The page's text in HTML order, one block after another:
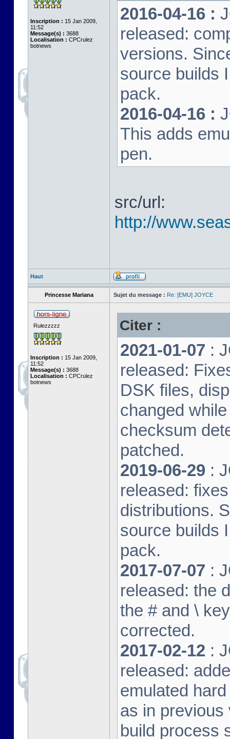
Inscription : 15 Jan 2009,
11:52
Message(s) : 3688
Localisation : CPCrulez
botnews
2016-04-16 :
released:
versions.
source builds
pack.
2016-04-16 :
This adds
pen.
src/url:
http://
Haut
Princesse Mariana Sujet du message : Re: [EMU] JOYCE
Rulezzzzz
Inscription : 15 Jan 2009,
11:52
Message(s) : 3688
Localisation : CPCrulez
botnews
Citer :
2021-01-07 :
released:
DSK files,
changed
checksum
patched.
2019-06-29 :
released:
distributions.
source builds
pack.
2017-07-07 :
released: the
the # and \
corrected.
2017-02-12 :
released:
emulated
as in previous
build process